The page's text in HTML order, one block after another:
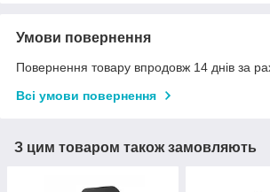
Умови повернення
Повернення товару впродовж 14 днів за
Всі умови повернення
З цим товаром також замовляють